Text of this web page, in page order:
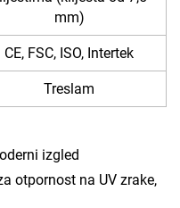
mm)
CE, FSC, ISO, Intertek
Treslam
izgled
otpornost na UV zrake,